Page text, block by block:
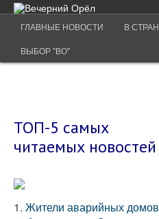
ГЛАВНЫЕ НОВОСТИ В
ВЫБОР "ВО"
ТОП-5 самых
читаемых новостей
1. Жители аварийных домов